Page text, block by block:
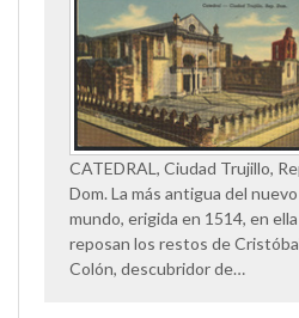
CATEDRAL, Ciudad Trujillo,
Dom. La más antigua del nuevo
mundo, erigida en 1514, en ella
reposan los restos de
Colón, descubridor de…